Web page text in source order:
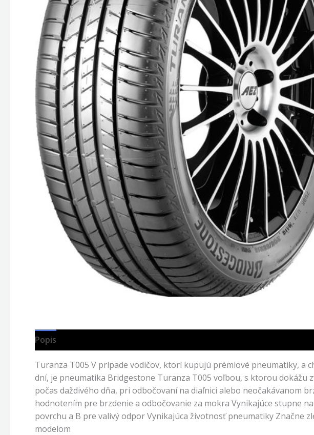
Popis
Turanza T005 V prípade vodičov, ktorí kupujú prémiové pneumatiky, a
dní, je pneumatika Bridgestone Turanza T005 voľbou, s ktorou
počas daždivého dňa, pri odbočovaní na diaľnici alebo neočakávanom
hodnotením pre brzdenie a odbočovanie za mokra Vynikajúce stupne
povrchu a B pre valivý odpor Vynikajúca životnosť pneumatiky Značne
modelom